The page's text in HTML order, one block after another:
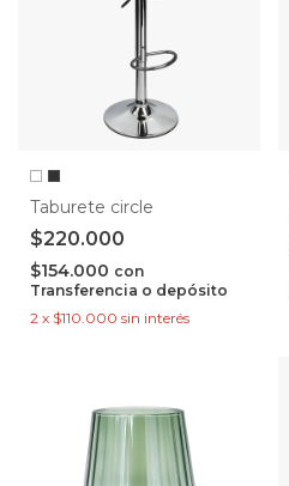
Taburete circle
$220.000
$154.000 con
Transferencia o depósito
2 x $110.000 sin interés